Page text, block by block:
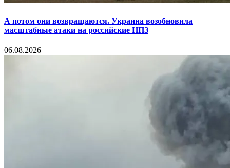
А потом они возвращаются. Украина возобновила
масштабные атаки на российские НПЗ
06.08.2026